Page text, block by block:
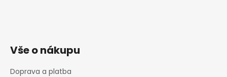
Vše o nákupu
Doprava a platba